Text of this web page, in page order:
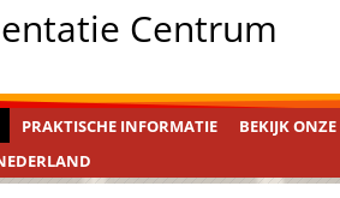
Centrum
k
i
PRAKTISCHE INFORMATIE BEKIJK